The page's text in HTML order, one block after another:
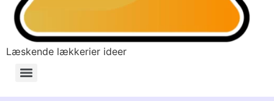
Læskende lækkerier ideer